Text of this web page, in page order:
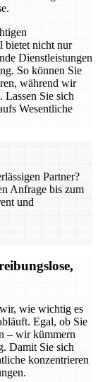
bietet nicht nur
Dienstleistungen
So können Sie
während wir
Lassen Sie sich
Wesentliche
Partner?
Anfrage bis zum
und
wie wichtig es
Egal, ob Sie
– wir kümmern
Damit Sie sich
konzentrieren